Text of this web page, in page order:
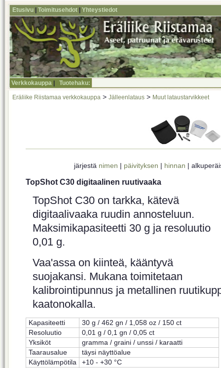
Etusivu Toimitusehdot Yhteystiedot
Verkkokauppa Tuotehaku:
Eräliike Riistamaa verkkokauppa > Jälleenlataus > Muut lataustarvikkeet
järjestä nimen | päivityksen | hinnan |
TopShot C30 digitaalinen ruutivaaka
TopShot C30 on tarkka, kätevä
digitaalivaaka ruudin annosteluun.
Maksimikapasiteetti 30 g ja resoluutio
0,01 g.
Vaa'assa on kiinteä, kääntyvä
suojakansi. Mukana toimitetaan
kalibrointipunnus ja metallinen
kaatonokalla.
Kapasiteetti
30 g / 462 gn / 1,058 oz / 150 ct
Resoluutio
0,01 g / 0,1 gn / 0,05 ct
Yksiköt
gramma / graini / unssi / karaatti
Taarausalue
täysi näyttöalue
Käyttölämpötila
+10 - +30 °C